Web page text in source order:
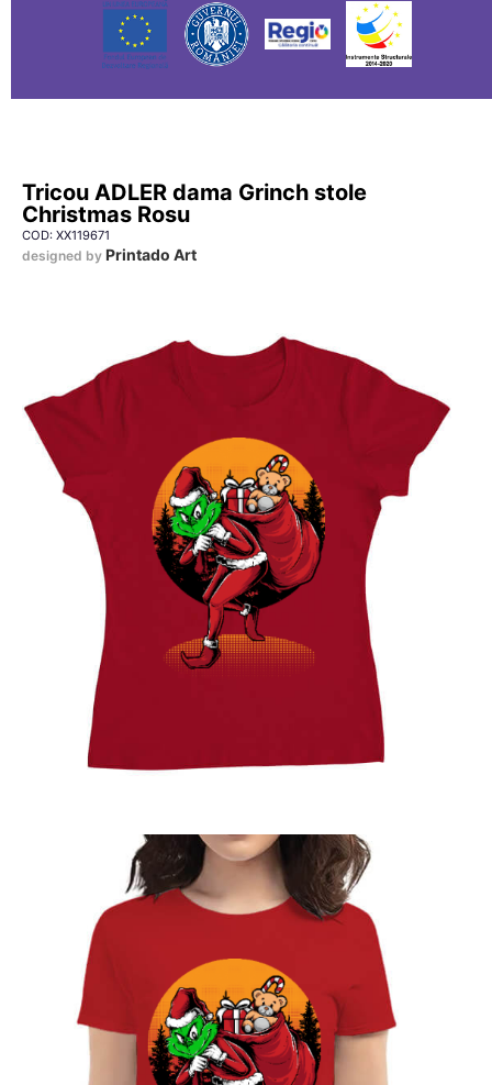
Tricou ADLER dama Grinch stole
Christmas Rosu
COD: XX119671
designed by Printado Art